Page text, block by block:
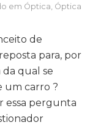
em Óptica Óptica
de
para, por
da qual se
um carro ?
essa pergunta